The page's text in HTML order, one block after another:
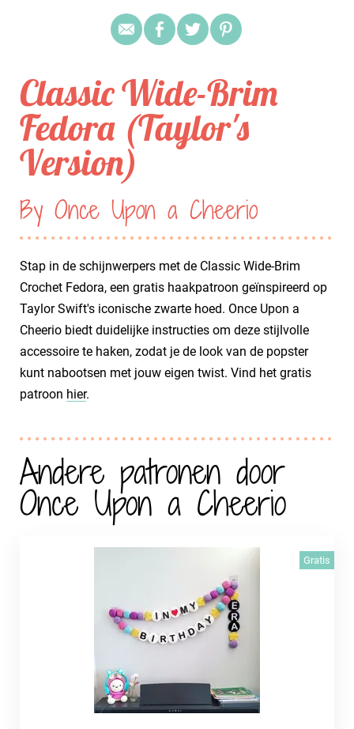
Classic Wide-Brim
Fedora (Taylor's
Version)
By Once Upon a Cheerio
Stap in de schijnwerpers met de Classic Wide-Brim
Crochet Fedora, een gratis haakpatroon geïnspireerd op
Taylor Swift's iconische zwarte hoed. Once Upon a
Cheerio biedt duidelijke instructies om deze stijlvolle
accessoire te haken, zodat je de look van de popster
kunt nabootsen met jouw eigen twist. Vind het gratis
patroon hier.
Andere patronen door
Once Upon a Cheerio
Gratis